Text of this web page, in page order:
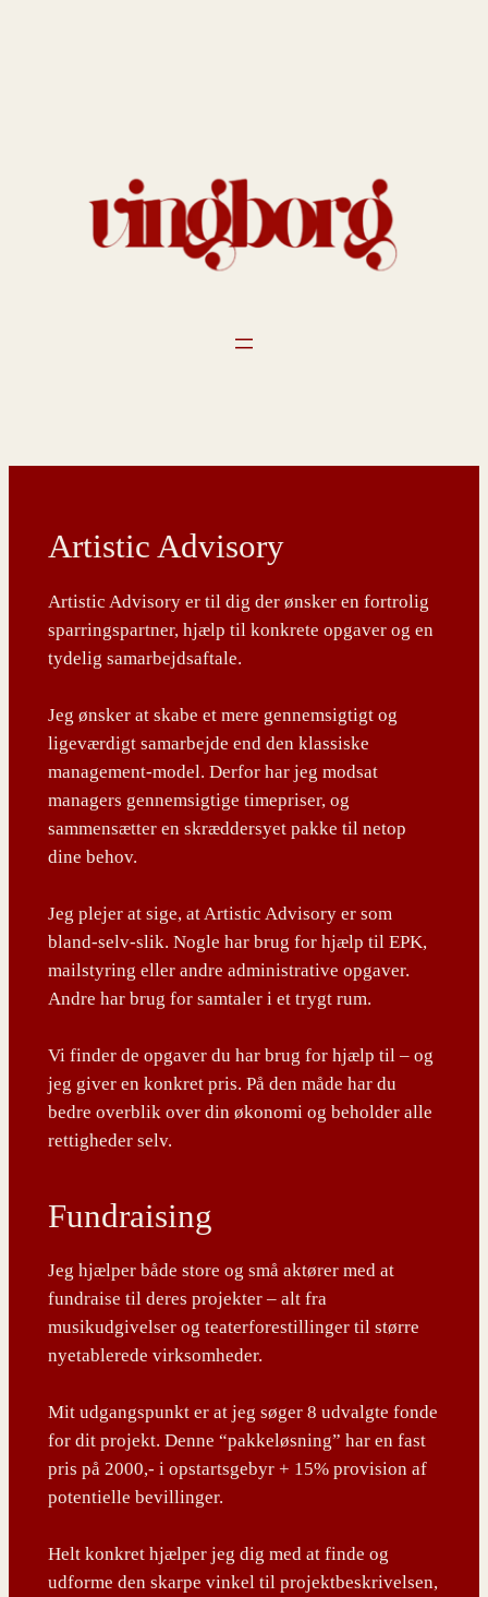
Artistic Advisory
Artistic Advisory er til dig der ønsker en fortrolig
sparringspartner, hjælp til konkrete opgaver og en
tydelig samarbejdsaftale.
Jeg ønsker at skabe et mere gennemsigtigt og
ligeværdigt samarbejde end den klassiske
management-model. Derfor har jeg modsat
managers gennemsigtige timepriser, og
sammensætter en skræddersyet pakke til netop
dine behov.
Jeg plejer at sige, at Artistic Advisory er som
bland-selv-slik. Nogle har brug for hjælp til EPK,
mailstyring eller andre administrative opgaver.
Andre har brug for samtaler i et trygt rum.
Vi finder de opgaver du har brug for hjælp til – og
jeg giver en konkret pris. På den måde har du
bedre overblik over din økonomi og beholder alle
rettigheder selv.
Fundraising
Jeg hjælper både store og små aktører med at
fundraise til deres projekter – alt fra
musikudgivelser og teaterforestillinger til større
nyetablerede virksomheder.
Mit udgangspunkt er at jeg søger 8 udvalgte fonde
for dit projekt. Denne “pakkeløsning” har en fast
pris på 2000,- i opstartsgebyr + 15% provision af
potentielle bevillinger.
Helt konkret hjælper jeg dig med at finde og
udforme den skarpe vinkel til projektbeskrivelsen,